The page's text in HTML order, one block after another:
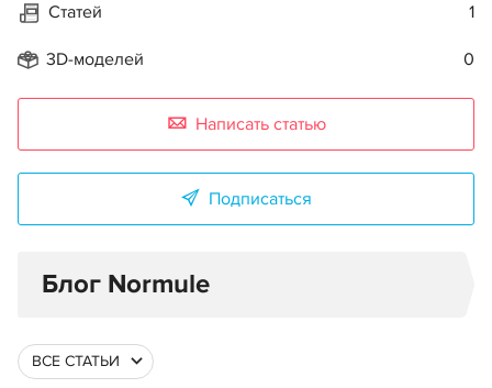
Статей 1
3D-моделей 0
Написать статью
Подписаться
Блог Normule
ВСЕ СТАТЬИ